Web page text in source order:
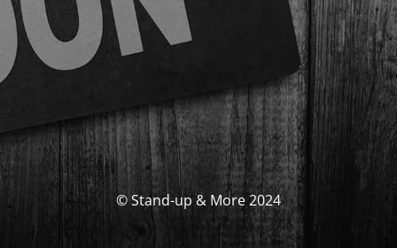
© Stand-up & More 2024